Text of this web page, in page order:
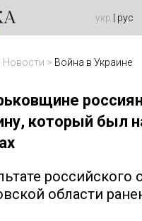
укр рус
Новости > Война в Украине
который был
российского
области